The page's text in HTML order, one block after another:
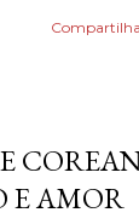
E AMOR